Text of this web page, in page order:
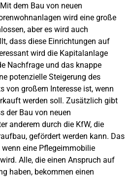
dem Bau von neuen
wird eine große
aber es wird auch
dass diese Einrichtungen auf
wird die Kapitalanlage
Nachfrage und das knappe
potenzielle Steigerung des
von großem Interesse ist, wenn
werden soll. Zusätzlich gibt
der Bau von neuen
anderem durch die KfW, die
gefördert werden kann. Das
eine Pflegeimmobilie
Alle, die einen Anspruch auf
haben, bekommen einen